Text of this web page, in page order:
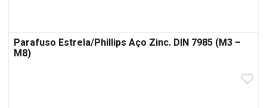
Parafuso Estrela/Phillips Aço Zinc. DIN 7985 (M3 –
M8)